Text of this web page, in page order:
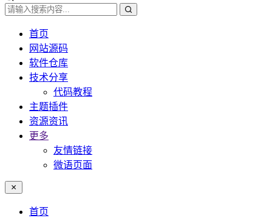
首页
网站源码
软件仓库
技术分享
代码教程
主题插件
资源资讯
更多
友情链接
微语页面
首页